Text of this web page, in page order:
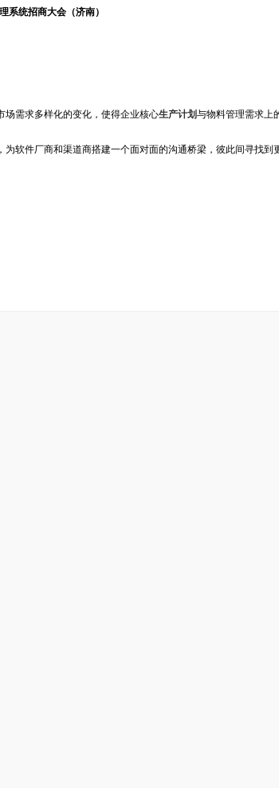
系统招商大会（济南）
需求多样化的变化，使得企业核心生产计划与物料管理需求上
软件厂商和渠道商搭建一个面对面的沟通桥梁，彼此间寻找到